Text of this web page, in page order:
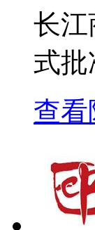
长江
式
查看